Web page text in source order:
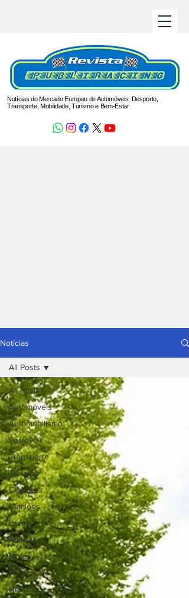
Notícias do Mercado Europeu de Automóveis, Desporto,
Transporte, Mobilidade, Turismo e Bem-Estar
Notícias
All Posts
Automóveis
Automobilismo
Ferrovia
Transporte
Turismo
Clássicos
Camiões
Lazer
Aviação
Motos
Autocarros
Náutica
All Posts